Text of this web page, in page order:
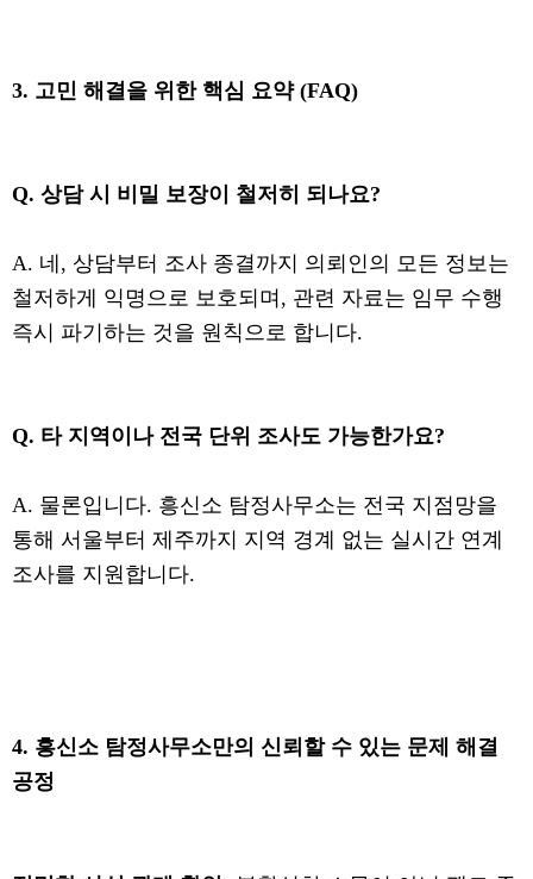
3. 고민 해결을 위한 핵심 요약 (FAQ)
Q. 상담 시 비밀 보장이 철저히 되나요?
A. 네, 상담부터 조사 종결까지 의뢰인의 모든 정보는
철저하게 익명으로 보호되며, 관련 자료는 임무 수행
즉시 파기하는 것을 원칙으로 합니다.
Q. 타 지역이나 전국 단위 조사도 가능한가요?
A. 물론입니다. 흥신소 탐정사무소는 전국 지점망을
통해 서울부터 제주까지 지역 경계 없는 실시간 연계
조사를 지원합니다.
4. 흥신소 탐정사무소만의 신뢰할 수 있는 문제 해결
공정